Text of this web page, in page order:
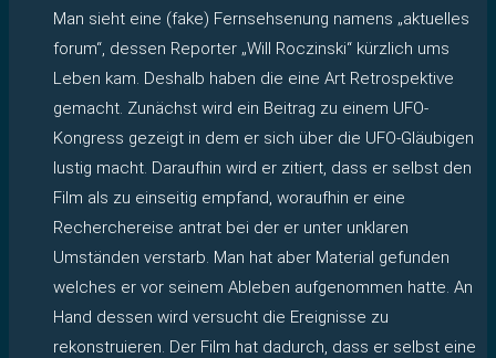
Man sieht eine (fake) Fernsehsenung namens „aktuelles
forum“, dessen Reporter „Will Roczinski“ kürzlich ums
Leben kam. Deshalb haben die eine Art Retrospektive
gemacht. Zunächst wird ein Beitrag zu einem UFO-
Kongress gezeigt in dem er sich über die UFO-Gläubigen
lustig macht. Daraufhin wird er zitiert, dass er selbst den
Film als zu einseitig empfand, woraufhin er eine
Recherchereise antrat bei der er unter unklaren
Umständen verstarb. Man hat aber Material gefunden
welches er vor seinem Ableben aufgenommen hatte. An
Hand dessen wird versucht die Ereignisse zu
rekonstruieren. Der Film hat dadurch, dass er selbst eine